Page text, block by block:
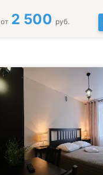
от 2 500 руб.